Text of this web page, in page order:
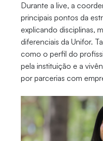
Durante a live, a
principais pontos da
explicando disciplinas,
diferenciais da Unifor.
como o perfil do
pela instituição e a
por parcerias com